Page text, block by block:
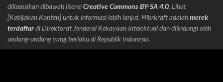
dilisensikan dibawah lisensiCreative Commons BY-SA 4.0. Lihat
[Kebijakan Konten] untuk informasi lebih lanjut. Hibrkraft adalahmerek
terdaftardi Direktorat Jenderal Kekayaan Intelektual dan dilindungi oleh
undang-undang yang berlaku di Republik Indonesia.